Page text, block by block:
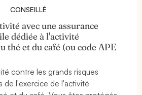
CONSEILLÉ
avec une assurance
dédiée à l'activité
thé et du café (ou code APE
contre les grands risques
de l'exercice de l'activité